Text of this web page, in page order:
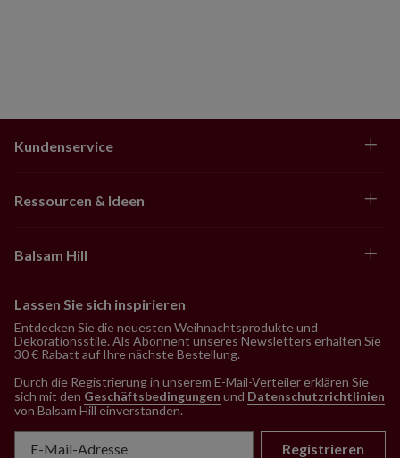
Kundenservice
Ressourcen & Ideen
Balsam Hill
Lassen Sie sich inspirieren
Entdecken Sie die neuesten Weihnachtsprodukte und
Dekorationsstile. Als Abonnent unseres Newsletters erhalten Sie
30 € Rabatt auf Ihre nächste Bestellung.
Durch die Registrierung in unserem E-Mail-Verteiler erklären Sie
sich mit den Geschäftsbedingungen und Datenschutzrichtlinien
von Balsam Hill einverstanden.
Registrieren